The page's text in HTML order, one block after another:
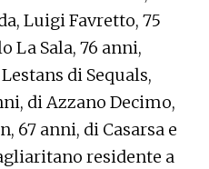
Luigi Favretto, 75
La Sala, 76 anni,
di Sequals,
di Azzano Decimo,
67 anni, di Casarsa e
residente a